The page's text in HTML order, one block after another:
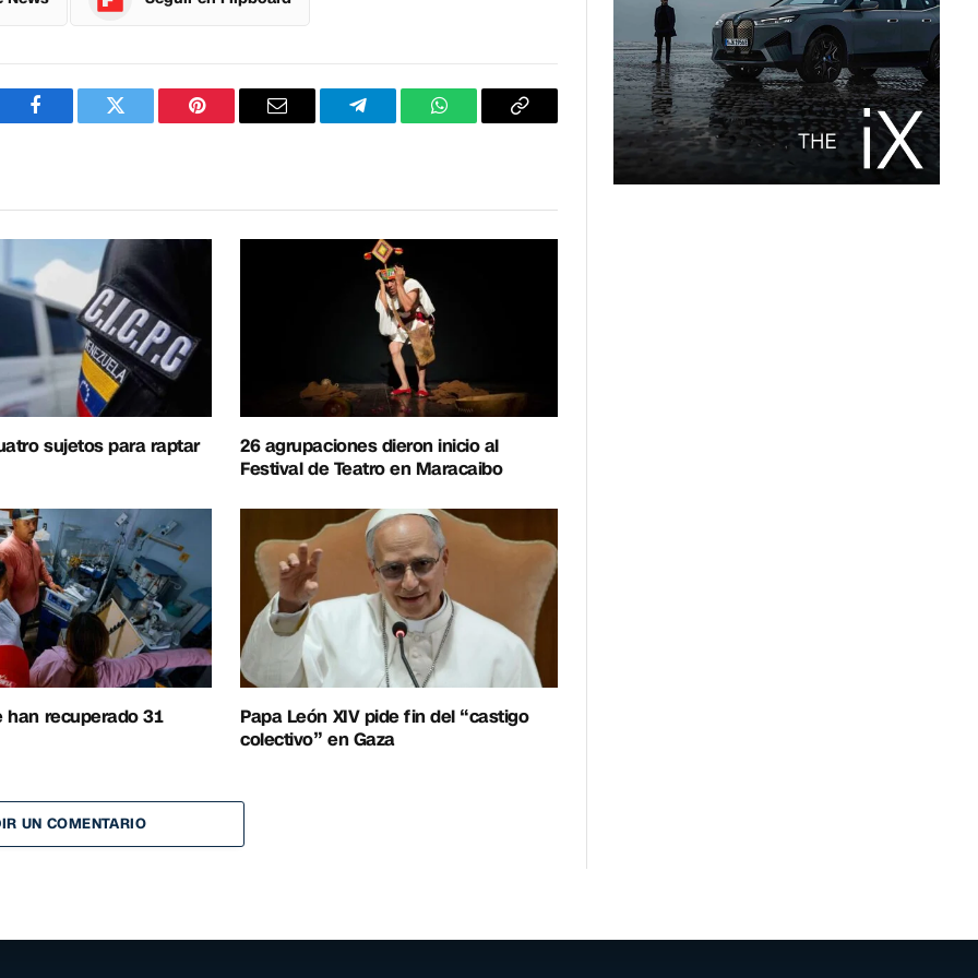
FacebookTwitter PinterestCorreo
TelegramWhatsAppCopiar
sujetos para raptar
26 agrupaciones dieron inicio al
Festival de Teatro en Maracaibo
han recuperado 31
Papa León XIV pide fin del “castigo
colectivo” en Gaza
UN COMENTARIO